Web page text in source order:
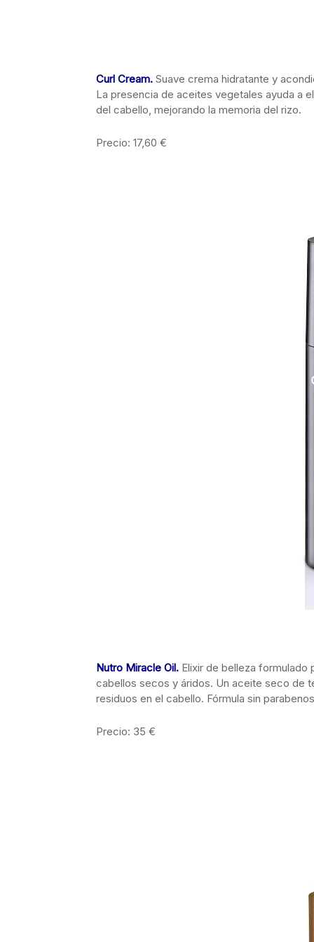
Curl Cream. Suave crema hidratante y
La presencia de aceites vegetales ayuda a
del cabello, mejorando la memoria del rizo.
Precio: 17,60 €
Nutro Miracle Oil. Elixir de belleza formulado
cabellos secos y áridos. Un aceite seco de
residuos en el cabello. Fórmula sin
Precio: 35 €